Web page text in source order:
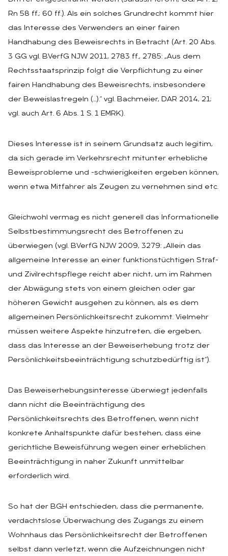
Rn 58 ff.; 60 ff.). Als ein solches Grundrecht kommt hier
das Interesse des Verwenders an einer fairen
Handhabung des Beweisrechts in Betracht (Art. 20 Abs.
3 GG vgl. BVerfG NJW 2011, 2783 ff., 2785: „Aus dem
Rechtsstaatsprinzip folgt die Verpflichtung zu einer
fairen Handhabung des Beweisrechts, insbesondere
der Beweislastregeln (…).“ vgl. Bachmeier, DAR 2014, 21;
vgl. auch Art. 6 Abs. 1 S. 1 EMRK).
Dieses Interesse ist in seinem Grundsatz auch legitim,
da sich gerade im Verkehrsrecht mitunter erhebliche
Beweisprobleme und -schwierigkeiten ergeben können,
wenn etwa Mitfahrer als Zeugen zu vernehmen sind etc.
Gleichwohl vermag es nicht generell das Informationelle
Selbstbestimmungsrecht des Betroffenen zu
überwiegen (vgl. BVerfG NJW 2009, 3279: „Allein das
allgemeine Interesse an einer funktionstüchtigen Straf-
und Zivilrechtspflege reicht aber nicht, um im Rahmen
der Abwägung stets von einem gleichen oder gar
höheren Gewicht ausgehen zu können, als es dem
allgemeinen Persönlichkeitsrecht zukommt. Vielmehr
müssen weitere Aspekte hinzutreten, die ergeben,
dass das Interesse an der Beweiserhebung trotz der
Persönlichkeitsbeeinträchtigung schutzbedürftig ist“).
Das Beweiserhebungsinteresse überwiegt jedenfalls
dann nicht die Beeinträchtigung des
Persönlichkeitsrechts des Betroffenen, wenn nicht
konkrete Anhaltspunkte dafür bestehen, dass eine
gerichtliche Beweisführung wegen einer erheblichen
Beeinträchtigung in naher Zukunft unmittelbar
erforderlich wird.
So hat der BGH entschieden, dass die permanente,
verdachtslose Überwachung des Zugangs zu einem
Wohnhaus das Persönlichkeitsrecht der Betroffenen
selbst dann verletzt, wenn die Aufzeichnungen nicht